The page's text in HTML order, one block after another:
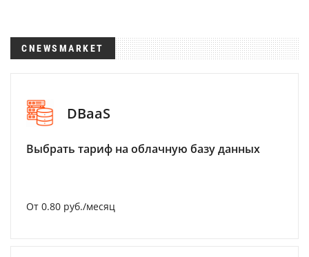
CNEWSMARKET
DBaaS
Выбрать тариф на облачную базу данных
От 0.80 руб./месяц